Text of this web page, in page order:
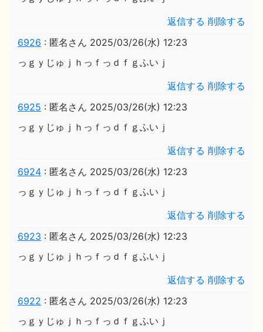
返信する 削除する
6926 : 匿名さん 2025/03/26(水) 12:23
っｇｙじゅｊｈっｆっｄｆｇふいｊ
返信する 削除する
6925 : 匿名さん 2025/03/26(水) 12:23
っｇｙじゅｊｈっｆっｄｆｇふいｊ
返信する 削除する
6924 : 匿名さん 2025/03/26(水) 12:23
っｇｙじゅｊｈっｆっｄｆｇふいｊ
返信する 削除する
6923 : 匿名さん 2025/03/26(水) 12:23
っｇｙじゅｊｈっｆっｄｆｇふいｊ
返信する 削除する
6922 : 匿名さん 2025/03/26(水) 12:23
っｇｙじゅｊｈっｆっｄｆｇふいｊ